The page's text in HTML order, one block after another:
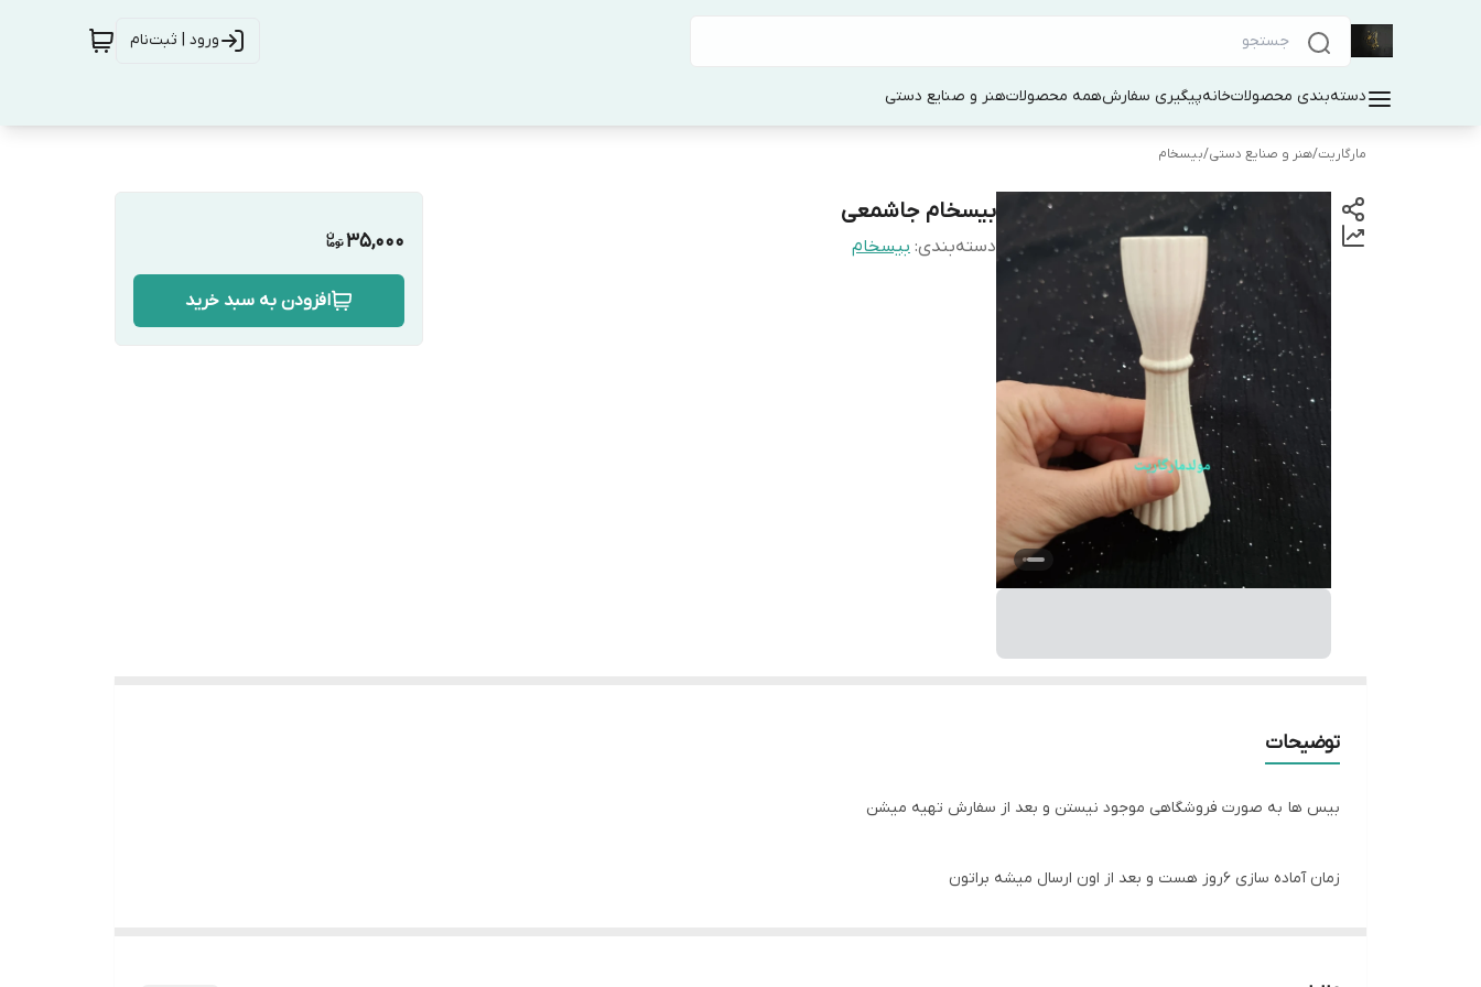
ورود | ثبت‌نام
دسته‌بندی محصولاتخانهپیگیری سفارشهمه محصولاتهنر و صنایع دستی
مارگاریت/هنر و صنایع دستی/بیسخام
بیسخام جاشمعی
دسته‌بندی: بیسخام 35,000
افزودن به سبد خرید
توضیحات
بیس ها به صورت فروشگاهی موجود نیستن و بعد از سفارش تهیه میشن
زمان آماده سازی ۶روز هست و بعد از اون ارسال میشه براتون